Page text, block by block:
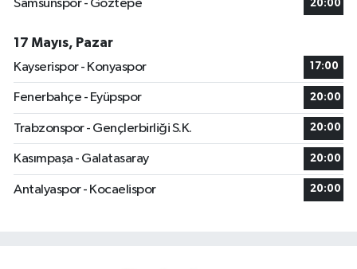
Samsunspor - Göztepe 20:00
17 Mayıs, Pazar
Kayserispor - Konyaspor
17:00
Fenerbahçe - Eyüpspor 20:00
Trabzonspor - Gençlerbirliği S.K. 20:00
Kasımpaşa - Galatasaray 20:00
Antalyaspor - Kocaelispor 20:00